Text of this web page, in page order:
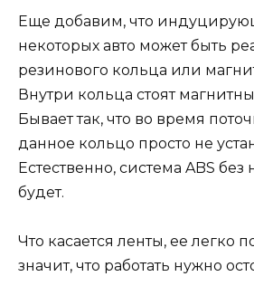
Еще добавим, что
некоторых авто может быть
резинового кольца или
Внутри кольца стоят
Бывает так, что во время
данное кольцо просто не
Естественно, система ABS без
будет.
Что касается ленты, ее легко
значит, что работать нужно